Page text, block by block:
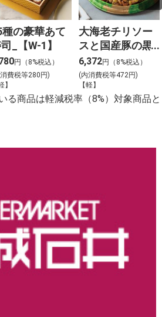
種の豪華あて
_【W-1】
円（8%税込）
費税等280円)
】
大海老チリソー
スと国産豚の黒
酢団子と４種料
理の盛合わせ
（大）_【C-2】
6,372円（8%税込）
(内消費税等472円)
【軽】
る商品は軽減税率（8%）対象商品と